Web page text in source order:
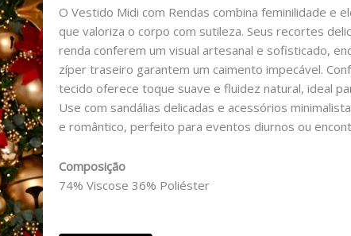
O Vestido Midi com Rendas combina feminilidade e
que valoriza o corpo com sutileza. Seus recortes
renda conferem um visual artesanal e sofisticado,
zíper traseiro garantem um caimento impecável.
tecido oferece toque suave e fluidez natural, ideal
Use com sandálias delicadas e acessórios
e romântico, perfeito para eventos diurnos ou
Composição
74% Viscose 36% Poliéster